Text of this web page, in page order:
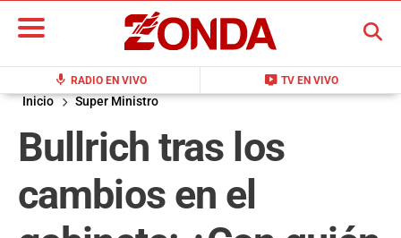
mic RADIO EN VIVO live_tv TV EN VIVO
BUSCAR
Inicio Super Ministro
Bullrich tras los
cambios en el